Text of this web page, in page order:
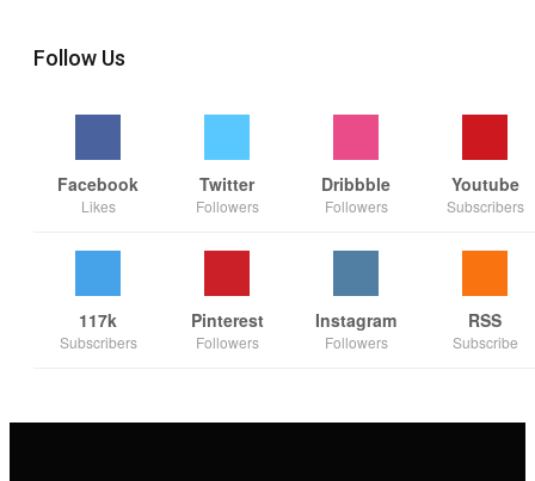
Follow Us
Facebook
Likes
Twitter
Followers
Dribbble
Followers
Youtube
Subscribers
117k
Subscribers
Pinterest
Followers
Instagram
Followers
RSS
Subscribe